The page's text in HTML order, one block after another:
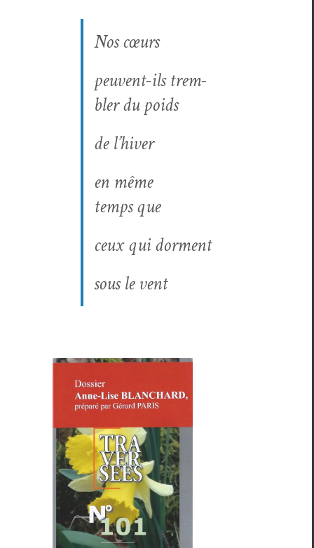
Nos cœurs
peu­vent-ils trem­
bler du poids
de l’hiver
en même
temps que
ceux qui dorment
sous le vent